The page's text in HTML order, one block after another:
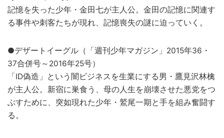
記憶を失った少年・金田七が主人公。金田の記憶に関連す
る事件や刺客たちが現れ、記憶喪失の謎に迫っていく。
●デザートイーグル（「週刊少年マガジン」2015年36・
37合併号～2016年25号）
「ID偽造」という闇ビジネスを生業にする男・鷹見沢林檎
が主人公。新宿に巣食う、母の人生を崩壊させた悪党をつ
ぶすために、突如現れた少年・鷲尾一期と手を組み奮闘す
る。